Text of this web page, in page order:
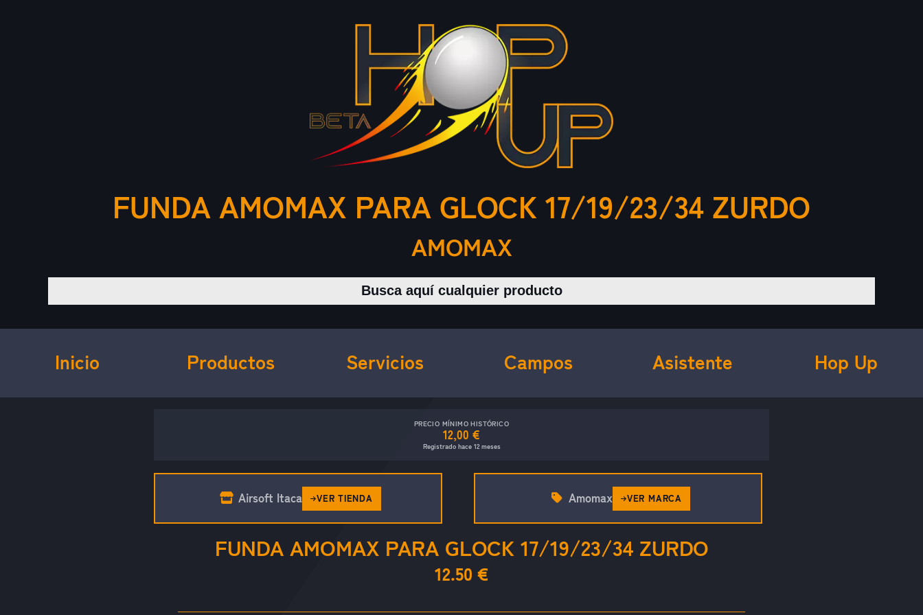
FUNDA AMOMAX PARA GLOCK 17/19/23/34 ZURDO
AMOMAX
Buscar productos
Inicio Productos Servicios Campos Asistente Hop Up
PRECIO MÍNIMO HISTÓRICO
12,00 €
Registrado hace 12 meses
Airsoft Itaca VER TIENDA
FUNDA AMOMAX PARA GLOCK 17/19/23/34 ZURDO
12.50 €
Amomax VER MARCA